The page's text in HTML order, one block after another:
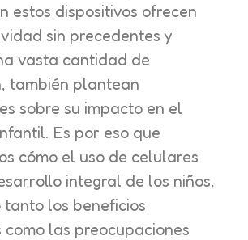
estos dispositivos ofrecen
sin precedentes y
vasta cantidad de
también plantean
sobre su impacto en el
Es por eso que
cómo el uso de celulares
integral de los niños,
los beneficios
las preocupaciones